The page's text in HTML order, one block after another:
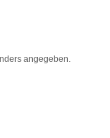
angegeben.